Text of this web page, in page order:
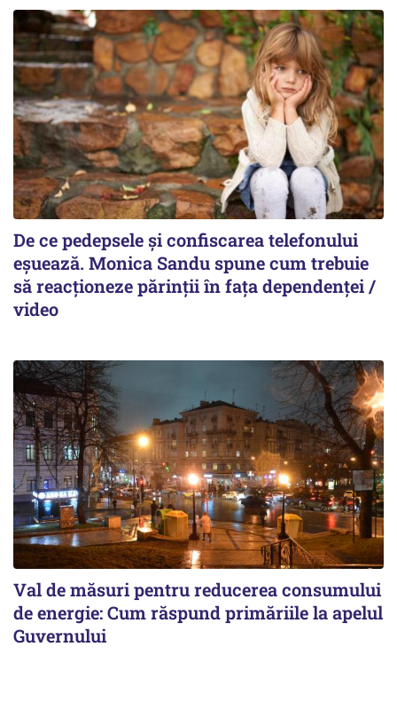
De ce pedepsele și confiscarea telefonului
eșuează. Monica Sandu spune cum trebuie
să reacționeze părinții în fața dependenței /
video
Val de măsuri pentru reducerea consumului
de energie: Cum răspund primăriile la apelul
Guvernului